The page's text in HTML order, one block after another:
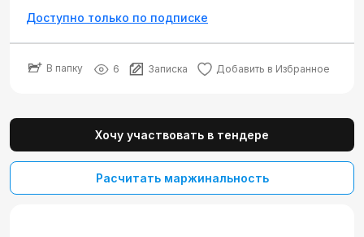
Доступно только по подписке
В папку 6 Записка Добавить в Избранное
Хочу участвовать в тендере
Расчитать маржинальность